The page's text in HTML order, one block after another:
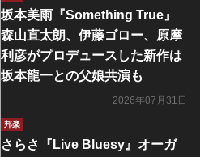
坂本美雨『Something True』
森山直太朗、伊藤ゴロー、原摩
利彦がプロデュースした新作は
坂本龍一との父娘共演も
2026年07月31日
邦楽
さらさ『Live Bluesy』オーガ